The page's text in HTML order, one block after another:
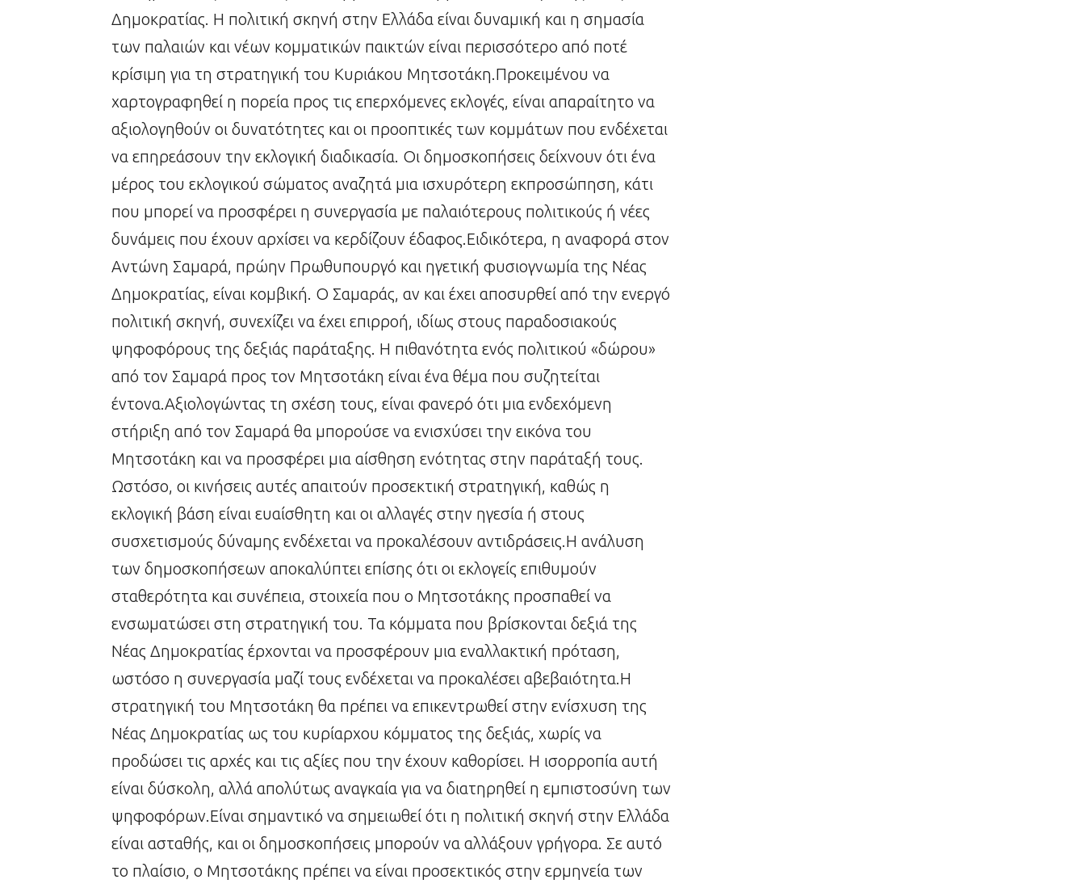
Δημοκρατίας. Η πολιτική σκηνή στην Ελλάδα είναι δυναμική και η σημασία
των παλαιών και νέων κομματικών παικτών είναι περισσότερο από ποτέ
κρίσιμη για τη στρατηγική του Κυριάκου Μητσοτάκη.Προκειμένου να
χαρτογραφηθεί η πορεία προς τις επερχόμενες εκλογές, είναι απαραίτητο να
αξιολογηθούν οι δυνατότητες και οι προοπτικές των κομμάτων που ενδέχεται
να επηρεάσουν την εκλογική διαδικασία. Οι δημοσκοπήσεις δείχνουν ότι ένα
μέρος του εκλογικού σώματος αναζητά μια ισχυρότερη εκπροσώπηση, κάτι
που μπορεί να προσφέρει η συνεργασία με παλαιότερους πολιτικούς ή νέες
δυνάμεις που έχουν αρχίσει να κερδίζουν έδαφος.Ειδικότερα, η αναφορά στον
Αντώνη Σαμαρά, πρώην Πρωθυπουργό και ηγετική φυσιογνωμία της Νέας
Δημοκρατίας, είναι κομβική. Ο Σαμαράς, αν και έχει αποσυρθεί από την ενεργό
πολιτική σκηνή, συνεχίζει να έχει επιρροή, ιδίως στους παραδοσιακούς
ψηφοφόρους της δεξιάς παράταξης. Η πιθανότητα ενός πολιτικού «δώρου»
από τον Σαμαρά προς τον Μητσοτάκη είναι ένα θέμα που συζητείται
έντονα.Αξιολογώντας τη σχέση τους, είναι φανερό ότι μια ενδεχόμενη
στήριξη από τον Σαμαρά θα μπορούσε να ενισχύσει την εικόνα του
Μητσοτάκη και να προσφέρει μια αίσθηση ενότητας στην παράταξή τους.
Ωστόσο, οι κινήσεις αυτές απαιτούν προσεκτική στρατηγική, καθώς η
εκλογική βάση είναι ευαίσθητη και οι αλλαγές στην ηγεσία ή στους
συσχετισμούς δύναμης ενδέχεται να προκαλέσουν αντιδράσεις.Η ανάλυση
των δημοσκοπήσεων αποκαλύπτει επίσης ότι οι εκλογείς επιθυμούν
σταθερότητα και συνέπεια, στοιχεία που ο Μητσοτάκης προσπαθεί να
ενσωματώσει στη στρατηγική του. Τα κόμματα που βρίσκονται δεξιά της
Νέας Δημοκρατίας έρχονται να προσφέρουν μια εναλλακτική πρόταση,
ωστόσο η συνεργασία μαζί τους ενδέχεται να προκαλέσει αβεβαιότητα.Η
στρατηγική του Μητσοτάκη θα πρέπει να επικεντρωθεί στην ενίσχυση της
Νέας Δημοκρατίας ως του κυρίαρχου κόμματος της δεξιάς, χωρίς να
προδώσει τις αρχές και τις αξίες που την έχουν καθορίσει. Η ισορροπία αυτή
είναι δύσκολη, αλλά απολύτως αναγκαία για να διατηρηθεί η εμπιστοσύνη των
ψηφοφόρων.Είναι σημαντικό να σημειωθεί ότι η πολιτική σκηνή στην Ελλάδα
είναι ασταθής, και οι δημοσκοπήσεις μπορούν να αλλάξουν γρήγορα. Σε αυτό
το πλαίσιο, ο Μητσοτάκης πρέπει να είναι προσεκτικός στην ερμηνεία των